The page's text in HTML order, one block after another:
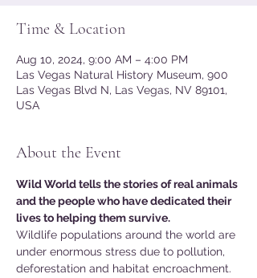
Time & Location
Aug 10, 2024, 9:00 AM – 4:00 PM
Las Vegas Natural History Museum, 900
Las Vegas Blvd N, Las Vegas, NV 89101,
USA
About the Event
Wild World tells the stories of real animals
and the people who have dedicated their
lives to helping them survive.
Wildlife populations around the world are
under enormous stress due to pollution,
deforestation and habitat encroachment.